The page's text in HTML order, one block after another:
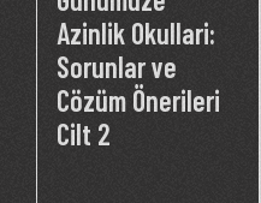
Azinlik Okullari:
Sorunlar ve
Cözüm Önerileri
Cilt 2